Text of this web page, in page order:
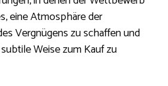
eine Atmosphäre der
Vergnügens zu schaffen und
Weise zum Kauf zu